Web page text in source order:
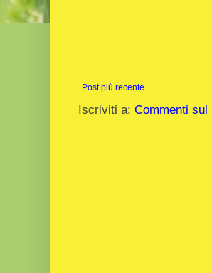
Post più recente
Iscriviti a: Commenti sul